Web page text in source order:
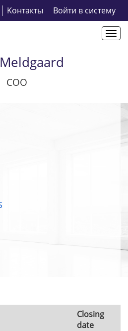
Kонтакты Bойти в систему
COO
Closing
date